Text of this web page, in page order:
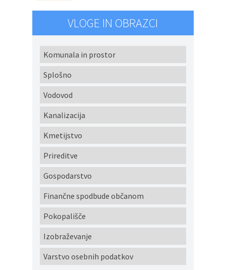
VLOGE IN OBRAZCI
Komunala in prostor
Splošno
Vodovod
Kanalizacija
Kmetijstvo
Prireditve
Gospodarstvo
Finančne spodbude občanom
Pokopališče
Izobraževanje
Varstvo osebnih podatkov